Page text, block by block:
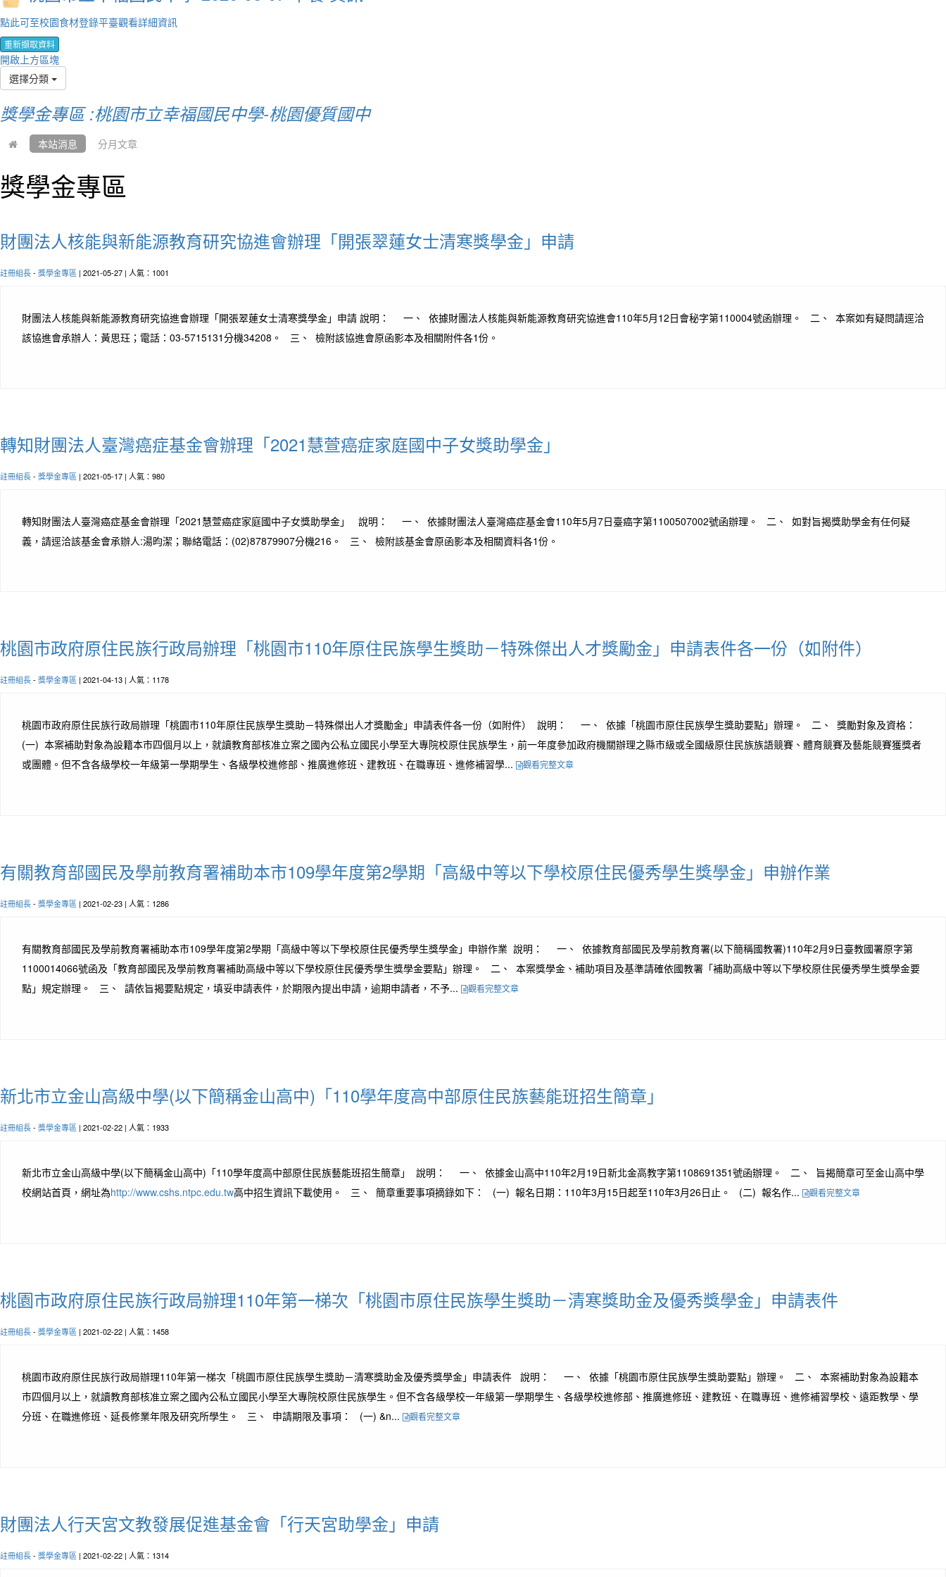
點此可至校園食材登錄平臺觀看詳細資訊
重新擷取資料
開啟上方區塊
選擇分類
獎學金專區 :桃園市立幸福國民中學-桃園優質國中
本站消息 分月文章
獎學金專區
財團法人核能與新能源教育研究協進會辦理「開張翠蓮女士清寒獎學金」申請
註冊組長- 獎學金專區 | 2021-05-27 | 人氣：1001
財團法人核能與新能源教育研究協進會辦理「開張翠蓮女士清寒獎學金」申請 說明： 一、 依據財團法人核能與新能源教育研究協進會110年5月12日會秘字第110004號函辦理。 二、 本案如有疑問請逕洽
該協進會承辦人：黃思玨；電話：03-5715131分機34208。 三、 檢附該協進會原函影本及相關附件各1份。
轉知財團法人臺灣癌症基金會辦理「2021慧萱癌症家庭國中子女獎助學金」
註冊組長- 獎學金專區 | 2021-05-17 | 人氣：980
轉知財團法人臺灣癌症基金會辦理「2021慧萱癌症家庭國中子女獎助學金」 說明： 一、 依據財團法人臺灣癌症基金會110年5月7日臺癌字第1100507002號函辦理。 二、 如對旨揭獎助學金有任何疑
義，請逕洽該基金會承辦人:湯昀潔；聯絡電話：(02)87879907分機216。 三、 檢附該基金會原函影本及相關資料各1份。
桃園市政府原住民族行政局辦理「桃園市110年原住民族學生獎助－特殊傑出人才獎勵金」申請表件各一份（如附件）
註冊組長- 獎學金專區 | 2021-04-13 | 人氣：1178
桃園市政府原住民族行政局辦理「桃園市110年原住民族學生獎助－特殊傑出人才獎勵金」申請表件各一份（如附件） 說明： 一、 依據「桃園市原住民族學生獎助要點」辦理。 二、 獎勵對象及資格：
(一) 本案補助對象為設籍本市四個月以上，就讀教育部核准立案之國內公私立國民小學至大專院校原住民族學生，前一年度參加政府機關辦理之縣市級或全國級原住民族族語競賽、體育競賽及藝能競賽獲獎者
或團體。但不含各級學校一年級第一學期學生、各級學校進修部、推廣進修班、建教班、在職專班、進修補習學...
觀看完整文章
有關教育部國民及學前教育署補助本市109學年度第2學期「高級中等以下學校原住民優秀學生獎學金」申辦作業
註冊組長- 獎學金專區 | 2021-02-23 | 人氣：1286
有關教育部國民及學前教育署補助本市109學年度第2學期「高級中等以下學校原住民優秀學生獎學金」申辦作業 說明： 一、 依據教育部國民及學前教育署(以下簡稱國教署)110年2月9日臺教國署原字第
1100014066號函及「教育部國民及學前教育署補助高級中等以下學校原住民優秀學生獎學金要點」辦理。 二、 本案獎學金、補助項目及基準請確依國教署「補助高級中等以下學校原住民優秀學生獎學金要
點」規定辦理。 三、 請依旨揭要點規定，填妥申請表件，於期限內提出申請，逾期申請者，不予...
觀看完整文章
新北市立金山高級中學(以下簡稱金山高中)「110學年度高中部原住民族藝能班招生簡章」
註冊組長- 獎學金專區 | 2021-02-22 | 人氣：1933
新北市立金山高級中學(以下簡稱金山高中)「110學年度高中部原住民族藝能班招生簡章」 說明： 一、 依據金山高中110年2月19日新北金高教字第1108691351號函辦理。 二、 旨揭簡章可至金山高中學
校網站首頁，網址為http://www.cshs.ntpc.edu.tw高中招生資訊下載使用。 三、 簡章重要事項摘錄如下： (一) 報名日期：110年3月15日起至110年3月26日止。 (二) 報名作... 觀看完整文章
桃園市政府原住民族行政局辦理110年第一梯次「桃園市原住民族學生獎助－清寒獎助金及優秀獎學金」申請表件
註冊組長- 獎學金專區 | 2021-02-22 | 人氣：1458
桃園市政府原住民族行政局辦理110年第一梯次「桃園市原住民族學生獎助－清寒獎助金及優秀獎學金」申請表件 說明： 一、 依據「桃園市原住民族學生獎助要點」辦理。 二、 本案補助對象為設籍本
市四個月以上，就讀教育部核准立案之國內公私立國民小學至大專院校原住民族學生。但不含各級學校一年級第一學期學生、各級學校進修部、推廣進修班、建教班、在職專班、進修補習學校、遠距教學、學
分班、在職進修班、延長修業年限及研究所學生。 三、 申請期限及事項： (一) &n...
觀看完整文章
財團法人行天宮文教發展促進基金會「行天宮助學金」申請
註冊組長- 獎學金專區 | 2021-02-22 | 人氣：1314